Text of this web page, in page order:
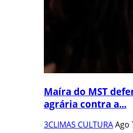
Maíra do MST
agrária contra a...
3CLIMAS CULTURAAgo